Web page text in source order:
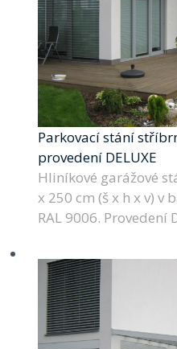
Parkovací stání
provedení DELUXE
Hliníkové garážové
x 250 cm (š x h x v)
RAL 9006. Provedení